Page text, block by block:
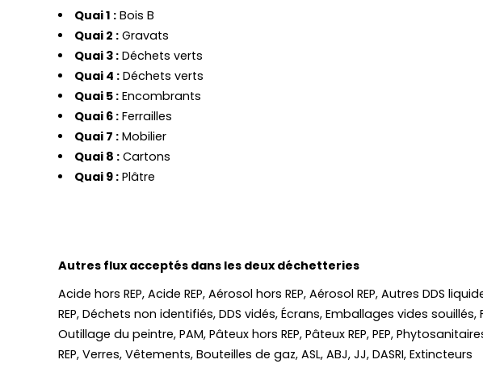
Quai 1 : Bois B
Quai 2 : Gravats
Quai 3 : Déchets verts
Quai 4 : Déchets verts
Quai 5 : Encombrants
Quai 6 : Ferrailles
Quai 7 : Mobilier
Quai 8 : Cartons
Quai 9 : Plâtre
Autres flux acceptés dans les deux déchetteries
Acide hors REP, Acide REP, Aérosol hors REP, Aérosol REP, Autres DDS
REP, Déchets non identifiés, DDS vidés, Écrans, Emballages vides
Outillage du peintre, PAM, Pâteux hors REP, Pâteux REP, PEP,
REP, Verres, Vêtements, Bouteilles de gaz, ASL, ABJ, JJ, DASRI, Extincteurs